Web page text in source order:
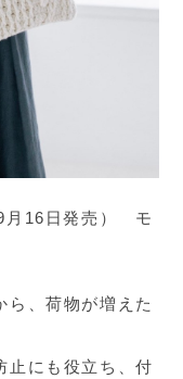
月16日発売） モ
ら、荷物が増えた
止にも役立ち、付